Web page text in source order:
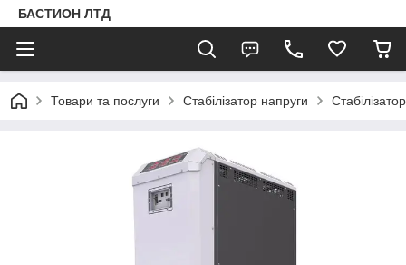
БАСТИОН ЛТД
Товари та послуги Стабілізатор напруги